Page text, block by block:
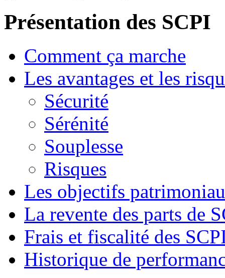
Présentation des SCPI
Comment ça marche
Les avantages et les
Sécurité
Sérénité
Souplesse
Risques
Les objectifs
La revente des parts de
Frais et fiscalité des
Historique de